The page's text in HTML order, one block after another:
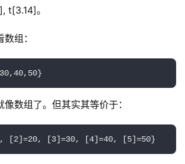
t[3.14]。
组：
数组了。但其实其等价于：
[2]=20, [3]=30, [4]=40, [5]=50}